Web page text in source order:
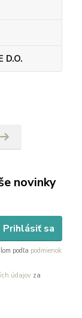
D.O.
novinky
Prihlásiť sa
podľa podmienok
údajov za